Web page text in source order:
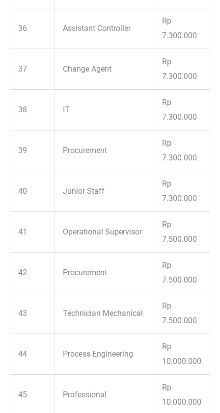
36 Assistant Controller
Rp
7.300.000
37 Change Agent
Rp
7.300.000
38 IT
Rp
7.300.000
39 Procurement
Rp
7.300.000
40 Junior Staff
Rp
7.300.000
41 Operational Supervisor
Rp
7.500.000
42 Procurement
Rp
7.500.000
43 Technician Mechanical
Rp
7.500.000
44 Process Engineering
Rp
10.000.000
45 Professional
Rp
10.000.000